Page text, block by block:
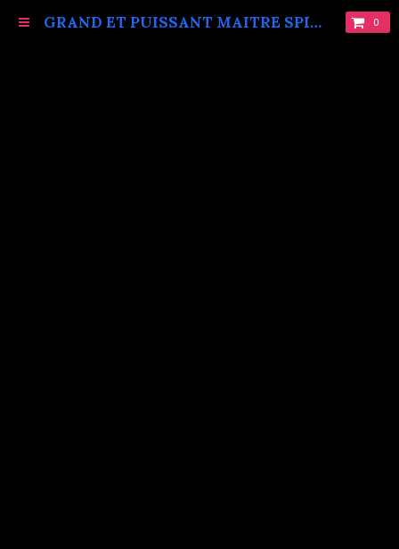
GRAND ET PUISSANT MAITRE SPIRITUEL MARABOUT VAUDOU KOKOUVI.TEL: +229 68619086. 0